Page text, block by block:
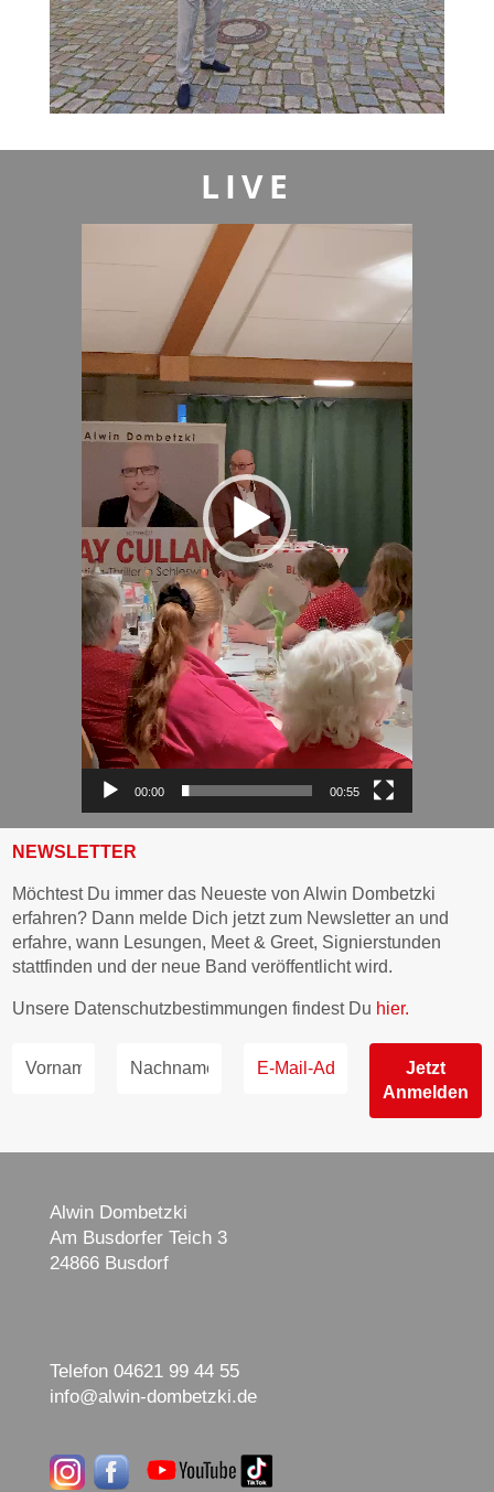
LIVE
Video-
Player
00:00 00:55
NEWSLETTER
Möchtest Du immer das Neueste von Alwin Dombetzki
erfahren? Dann melde Dich jetzt zum Newsletter an und
erfahre, wann Lesungen, Meet & Greet, Signierstunden
stattfinden und der neue Band veröffentlicht wird.
Unsere Datenschutzbestimmungen findest Du hier.
Alwin Dombetzki
Am Busdorfer Teich 3
24866 Busdorf
Telefon 04621 99 44 55
info@alwin-dombetzki.de